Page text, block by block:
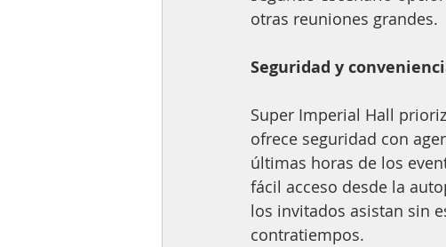
otras reuniones grandes.
Seguridad y
Super Imperial Hall
ofrece seguridad con
últimas horas de los
fácil acceso desde la
los invitados asistan sin
contratiempos.